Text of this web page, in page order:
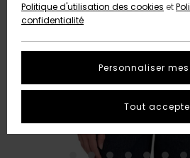
Politique d'utilisation des cookies et
confidentialité
Personnaliser
Tout